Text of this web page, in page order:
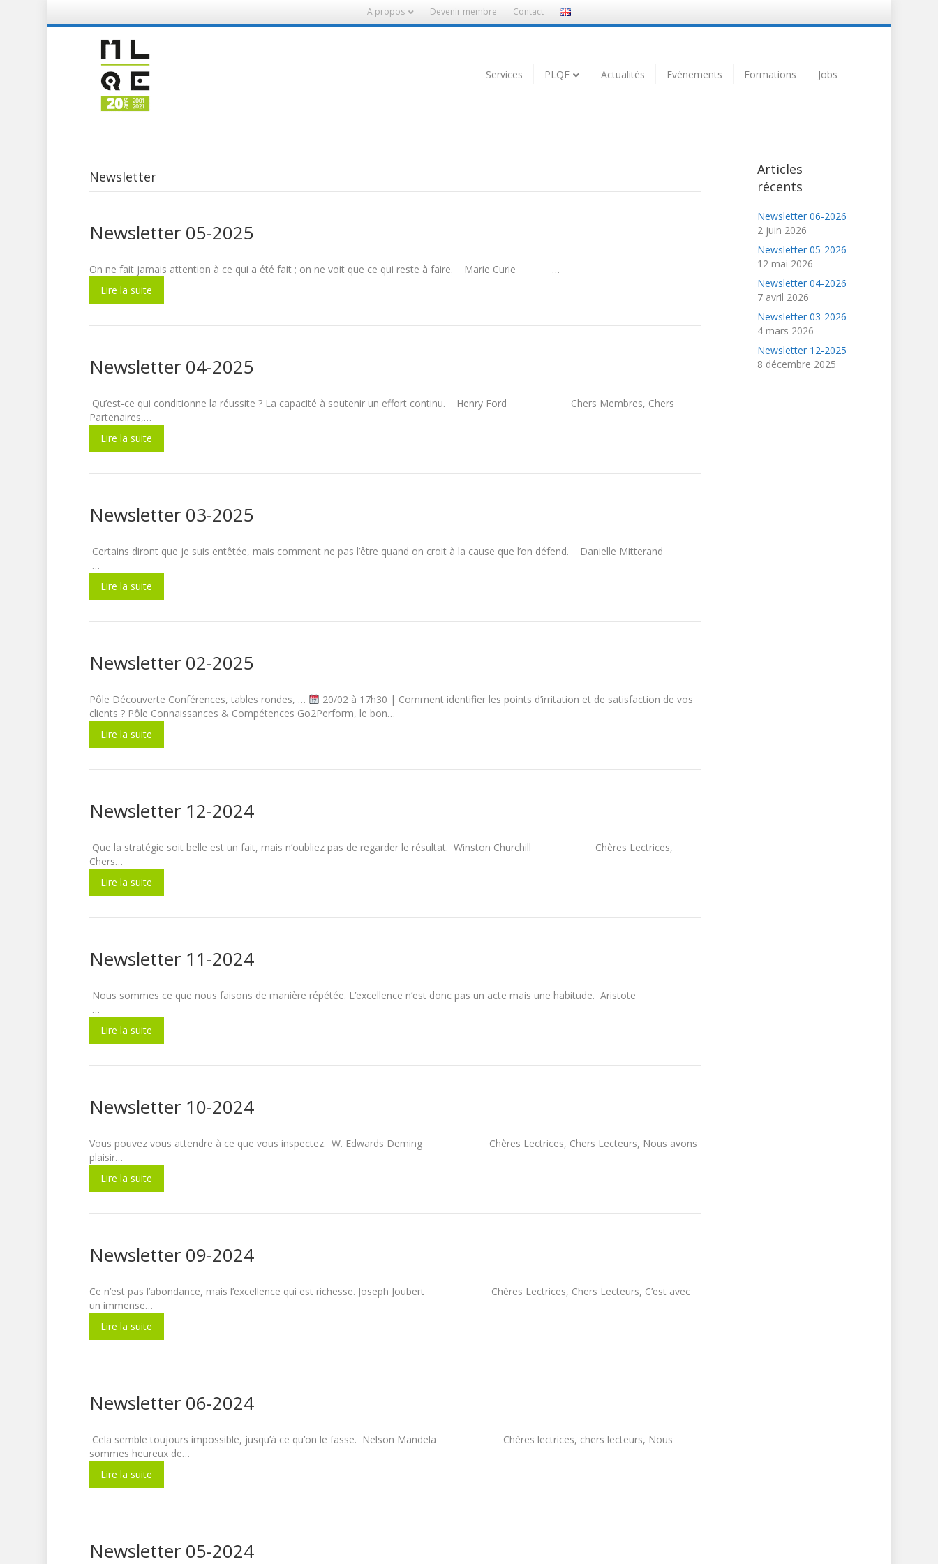
A propos Devenir membre Contact
Services PLQE Actualités Evénements Formations Jobs
Tous les produits
Newsletter
Newsletter 05-2025
On ne fait jamais attention à ce qui a été fait ; on ne voit que ce qui reste à faire. Marie Curie …
Lire la suite
Newsletter 04-2025
Qu’est-ce qui conditionne la réussite ? La capacité à soutenir un effort continu. Henry Ford Chers Membres, Chers
Partenaires,…
Lire la suite
Newsletter 03-2025
Certains diront que je suis entêtée, mais comment ne pas l’être quand on croit à la cause que l’on défend. Danielle Mitterand
…
Lire la suite
Newsletter 02-2025
Pôle Découverte Conférences, tables rondes, …
20/02 à 17h30 | Comment identifier les points d’irritation et de satisfaction de vos
clients ? Pôle Connaissances & Compétences Go2Perform, le bon…
Lire la suite
Newsletter 12-2024
Que la stratégie soit belle est un fait, mais n’oubliez pas de regarder le résultat. Winston Churchill Chères Lectrices,
Chers…
Lire la suite
Newsletter 11-2024
Nous sommes ce que nous faisons de manière répétée. L’excellence n’est donc pas un acte mais une habitude. Aristote
…
Lire la suite
Newsletter 10-2024
Vous pouvez vous attendre à ce que vous inspectez. W. Edwards Deming Chères Lectrices, Chers Lecteurs, Nous avons
plaisir…
Lire la suite
Newsletter 09-2024
Ce n’est pas l’abondance, mais l’excellence qui est richesse. Joseph Joubert Chères Lectrices, Chers Lecteurs, C’est avec
un immense…
Lire la suite
Newsletter 06-2024
Cela semble toujours impossible, jusqu’à ce qu’on le fasse. Nelson Mandela Chères lectrices, chers lecteurs, Nous
sommes heureux de…
Lire la suite
Newsletter 05-2024
Articles
récents
Newsletter 06-2026
2 juin 2026
Newsletter 05-2026
12 mai 2026
Newsletter 04-2026
7 avril 2026
Newsletter 03-2026
4 mars 2026
Newsletter 12-2025
8 décembre 2025